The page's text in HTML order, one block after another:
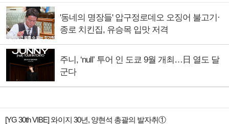
'동네의 명장들' 압구정로데오 오징어 불고기·
종로 치킨집, 유승목 입맛 저격
주니, ‘null’ 투어 인 도쿄 9월 개최…日 열도 달
군다
[YG 30th VIBE] 와이지 30년, 양현석 총괄의 발자취①